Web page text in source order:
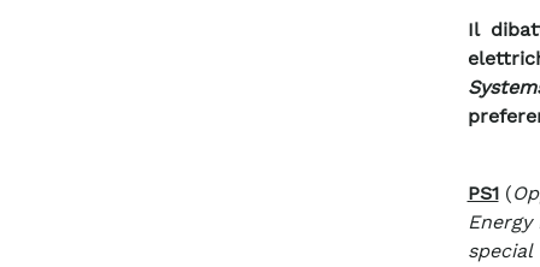
Il
PS1(
Energy